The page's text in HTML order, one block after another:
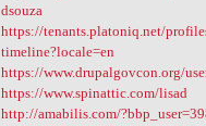
dsouza
https://tenants.platoniq.net/
timeline?locale=en
https://www.drupalgovcon.org/
https://www.spinattic.com/lisad
http://amabilis.com/